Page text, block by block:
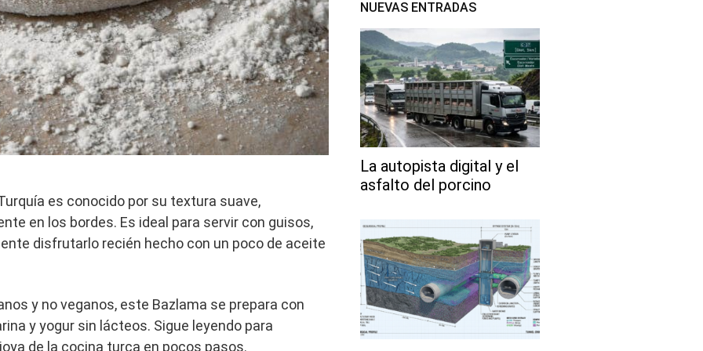
es conocido por su textura suave,
en los bordes. Es ideal para servir con guisos,
disfrutarlo recién hecho con un poco de aceite
y no veganos, este Bazlama se prepara con
y yogur sin lácteos. Sigue leyendo para
de la cocina turca en pocos pasos.
NUEVAS ENTRADAS
La autopista digital y el
asfalto del porcino